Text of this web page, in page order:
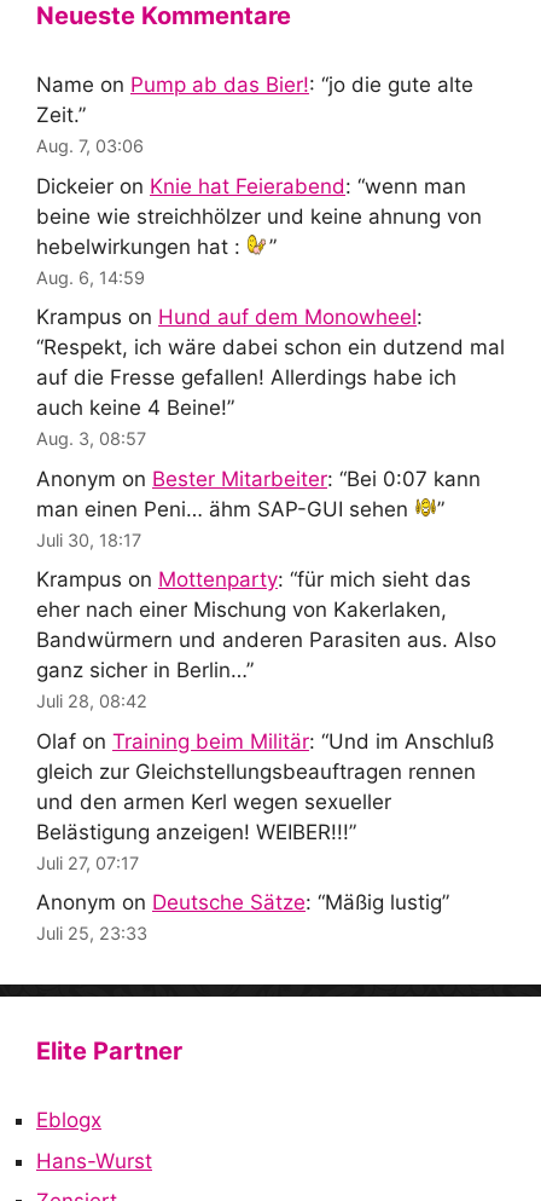
Neueste Kommentare
Name on Pump ab das Bier!: “jo die gute alte
Zeit.”
Aug. 7, 03:06
Dickeier on Knie hat Feierabend: “wenn man
beine wie streichhölzer und keine ahnung von
hebelwirkungen hat :
”
Aug. 6, 14:59
Krampus on Hund auf dem Monowheel:
“Respekt, ich wäre dabei schon ein dutzend mal
auf die Fresse gefallen! Allerdings habe ich
auch keine 4 Beine!”
Aug. 3, 08:57
Anonym on Bester Mitarbeiter: “Bei 0:07 kann
man einen Peni… ähm SAP-GUI sehen
”
Juli 30, 18:17
Krampus on Mottenparty: “für mich sieht das
eher nach einer Mischung von Kakerlaken,
Bandwürmern und anderen Parasiten aus. Also
ganz sicher in Berlin…”
Juli 28, 08:42
Olaf on Training beim Militär: “Und im Anschluß
gleich zur Gleichstellungsbeauftragen rennen
und den armen Kerl wegen sexueller
Belästigung anzeigen! WEIBER!!!”
Juli 27, 07:17
Anonym on Deutsche Sätze: “Mäßig lustig”
Juli 25, 23:33
Elite Partner
Eblogx
Hans-Wurst